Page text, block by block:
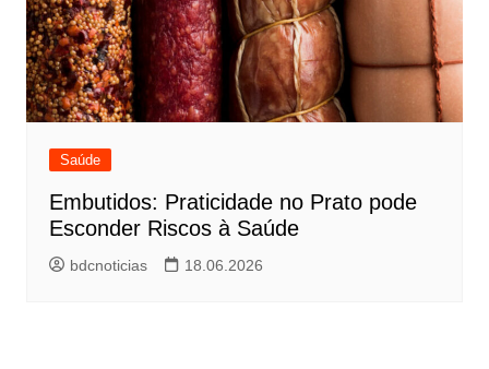
Saúde
Embutidos: Praticidade no Prato pode
Esconder Riscos à Saúde
bdcnoticias 18.06.2026